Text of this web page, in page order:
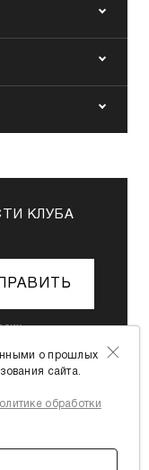
КЛУБА
о прошлых
сайта.
обработки